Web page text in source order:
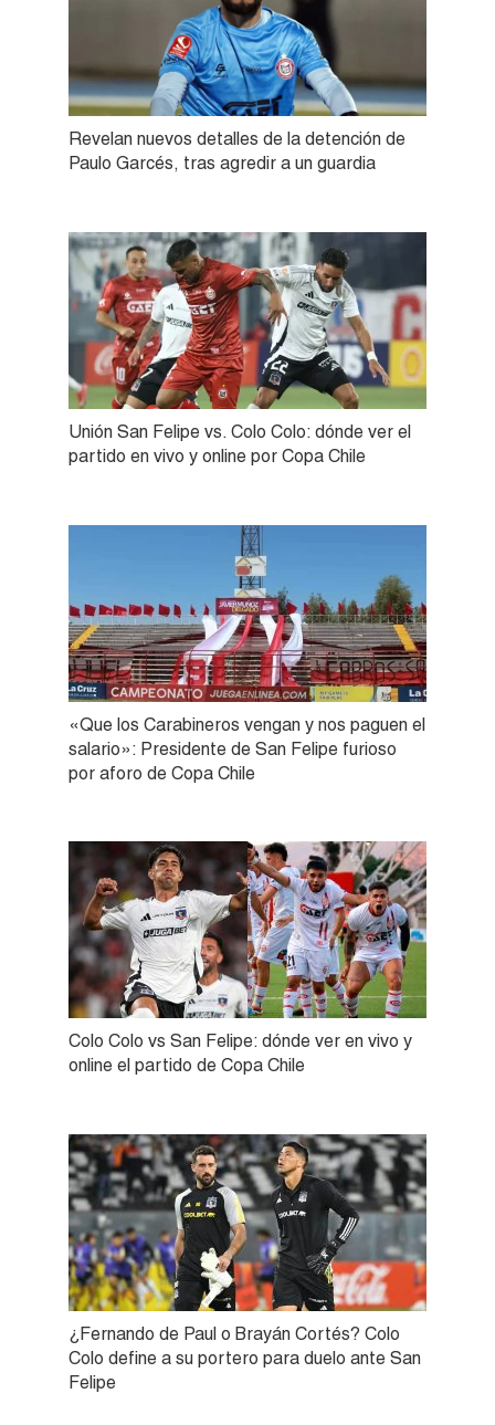
Revelan nuevos detalles de la detención de
Paulo Garcés, tras agredir a un guardia
Unión San Felipe vs. Colo Colo: dónde ver el
partido en vivo y online por Copa Chile
«Que los Carabineros vengan y nos paguen el
salario»: Presidente de San Felipe furioso
por aforo de Copa Chile
Colo Colo vs San Felipe: dónde ver en vivo y
online el partido de Copa Chile
¿Fernando de Paul o Brayán Cortés? Colo
Colo define a su portero para duelo ante San
Felipe